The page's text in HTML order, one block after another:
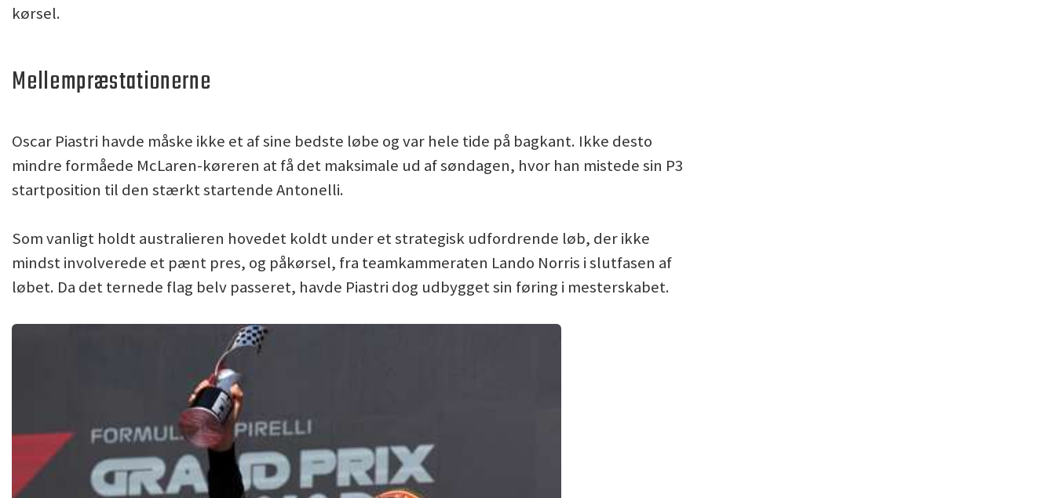
kørsel.
Mellempræstationerne
Oscar Piastri havde måske ikke et af sine bedste løbe og var hele tide på bagkant. Ikke desto
mindre formåede McLaren-køreren at få det maksimale ud af søndagen, hvor han mistede sin P3
startposition til den stærkt startende Antonelli.
Som vanligt holdt australieren hovedet koldt under et strategisk udfordrende løb, der ikke
mindst involverede et pænt pres, og påkørsel, fra teamkammeraten Lando Norris i slutfasen af
løbet. Da det ternede flag belv passeret, havde Piastri dog udbygget sin føring i mesterskabet.